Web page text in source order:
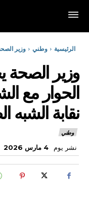
الرئيسية وطني
وزير
وزير الصحة
الحوار مع
نقابة الشبه
وطني
نشر يوم 4 مارس 2026